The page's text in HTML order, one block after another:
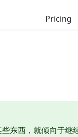
Pricing
东西，就倾向于